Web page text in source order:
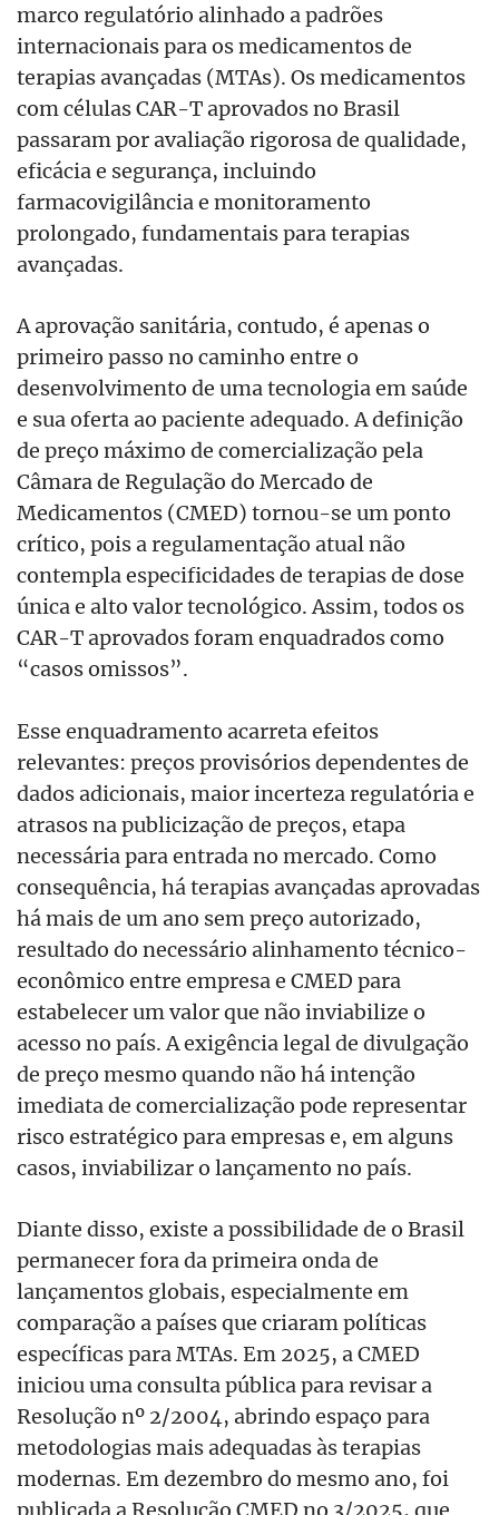
marco regulatório alinhado a padrões
internacionais para os medicamentos de
terapias avançadas (MTAs). Os medicamentos
com células CAR-T aprovados no Brasil
passaram por avaliação rigorosa de qualidade,
eficácia e segurança, incluindo
farmacovigilância e monitoramento
prolongado, fundamentais para terapias
avançadas.
A aprovação sanitária, contudo, é apenas o
primeiro passo no caminho entre o
desenvolvimento de uma tecnologia em saúde
e sua oferta ao paciente adequado. A definição
de preço máximo de comercialização pela
Câmara de Regulação do Mercado de
Medicamentos (CMED) tornou-se um ponto
crítico, pois a regulamentação atual não
contempla especificidades de terapias de dose
única e alto valor tecnológico. Assim, todos os
CAR-T aprovados foram enquadrados como
“casos omissos”.
Esse enquadramento acarreta efeitos
relevantes: preços provisórios dependentes de
dados adicionais, maior incerteza regulatória e
atrasos na publicização de preços, etapa
necessária para entrada no mercado. Como
consequência, há terapias avançadas aprovadas
há mais de um ano sem preço autorizado,
resultado do necessário alinhamento técnico-
econômico entre empresa e CMED para
estabelecer um valor que não inviabilize o
acesso no país. A exigência legal de divulgação
de preço mesmo quando não há intenção
imediata de comercialização pode representar
risco estratégico para empresas e, em alguns
casos, inviabilizar o lançamento no país.
Diante disso, existe a possibilidade de o Brasil
permanecer fora da primeira onda de
lançamentos globais, especialmente em
comparação a países que criaram políticas
específicas para MTAs. Em 2025, a CMED
iniciou uma consulta pública para revisar a
Resolução nº 2/2004, abrindo espaço para
metodologias mais adequadas às terapias
modernas. Em dezembro do mesmo ano, foi
publicada a Resolução CMED no 3/2025, que